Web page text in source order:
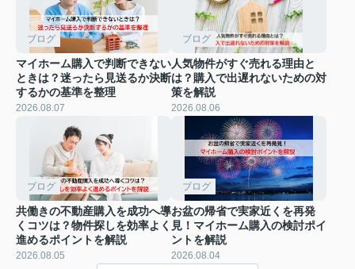
ブログ
マイホーム購入で判断できない
ときは？迷ったら見送るか決断
するかの基準を整理
2026.08.07
ブログ
人気物件がすぐ売れる理由と
は？購入で出遅れないための対
策を解説
2026.08.06
ブログ
共働きの不動産購入を成功へ導
くコツは？物件探しを効率よく
進めるポイントを解説
2026.08.05
ブログ
お盆の帰省で実家近くを再発
見！マイホーム購入の検討ポイ
ントを解説
2026.08.04